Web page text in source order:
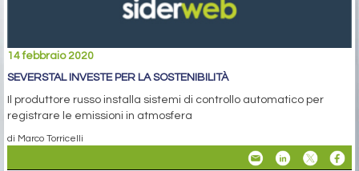
14 febbraio 2020
SEVERSTAL INVESTE PER LA SOSTENIBILITÀ
Il produttore russo installa sistemi di controllo automatico per
registrare le emissioni in atmosfera
di Marco Torricelli